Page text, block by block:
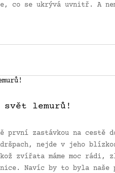
co se ukrývá uvnitř. A
svět lemurů!
první zastávkou na
nejde v jeho
zvířata máme moc rádi,
Navíc by to byla naše